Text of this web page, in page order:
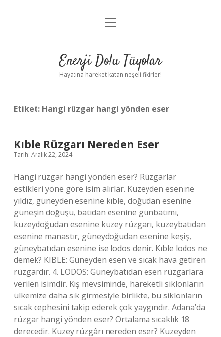
Anasayfa
Yasal Uyarı
menüyü
Enerji Dolu Tüyolar
Hayatına hareket katan neşeli fikirler!
Etiket: Hangi rüzgar hangi yönden eser
Kıble Rüzgarı Nereden Eser
Tarih: Aralık 22, 2024
Hangi rüzgar hangi yönden eser? Rüzgarlar
estikleri yöne göre isim alırlar. Kuzeyden esenine
yıldız, güneyden esenine kıble, doğudan esenine
güneşin doğuşu, batıdan esenine günbatımı,
kuzeydoğudan esenine kuzey rüzgarı, kuzeybatıdan
esenine manastır, güneydoğudan esenine keşiş,
güneybatıdan esenine ise lodos denir. Kıble lodos ne
demek? KIBLE: Güneyden esen ve sıcak hava getiren
rüzgardır. 4. LODOS: Güneybatıdan esen rüzgarlara
verilen isimdir. Kış mevsiminde, hareketli siklonların
ülkemize daha sık girmesiyle birlikte, bu siklonların
sıcak cephesini takip ederek çok yaygındır. Adana’da
rüzgar hangi yönden eser? Ortalama sıcaklık 18
derecedir. Kuzey rüzgârı nereden eser? Kuzeyden